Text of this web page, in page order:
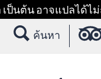
เป็นต้น อาจแปลได้ไ
ค้นหา